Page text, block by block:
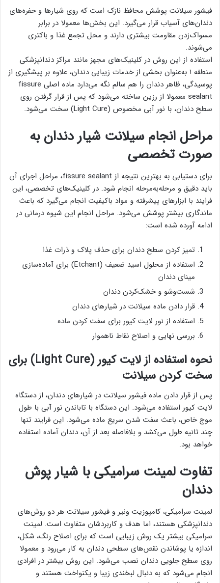
فیشور سیلانت پوشش محافظ نازک است که روی شیارها و حفره‌های
دندان‌های آسیاب قرار می‌گیرد. این بخش‌ها معمولا در برابر
مسواک‌زدن مقاومت بیشتری دارند و محل تجمع غذا و باکتری
می‌شوند.
استفاده از این روش در کلینیک‌های مجهز مانند مراکز دندانپزشکی
منطقه ۱ به‌عنوان بخشی از خدمات زیبایی دندان، علاوه بر پیشگیری از
پوسیدگی، ظاهر دندان را هم سالم نگه می‌دارد ماده اصلی fissure
sealant معمولا از رزین ساخته می‌شود که پس از قرار گرفتن روی
سطح دندان، با نور آبی مخصوص (Light Cure) سخت می‌شود.
مراحل انجام سیلانت شیار دندان به
صورت تخصصی
برای دستیابی به بهترین نتیجه از fissure sealant، مراحل اجرای آن
باید دقیق و مرحله‌به‌مرحله انجام شود. در کلینیک‌های تخصصی، این
فرایند با ابزارهای پیشرفته و مواد باکیفیت انجام می‌گیرد که باعث
ماندگاری بیشتر پوشش می‌شود. مراحل انجام این شیوه درمانی در
ادامه آورده شده است:
تمیز کردن سطح دندان برای حذف پلاک و ذرات غذا
استفاده از محلول اسید ضعیف (Etchant) برای آماده‌سازی
مینای دندان
شست‌وشو و خشک‌کردن دندان
قرار دادن ماده سیلانت در شیارهای دندان
استفاده از نور لایت کیور برای سفت کردن ماده
بررسی نهایی و اصلاح نقاط ناهموار
نحوه استفاده از لایت کیور (Light Cure) برای
سخت کردن سیلانت
پس از قرار دادن ماده فیشور سیلانت در شیارهای دندان، از دستگاه
لایت کیور استفاده می‌شود. این دستگاه با تاباندن نور آبی با طول
موج خاص، باعث سفت شدن سریع ماده می‌شود. این فرایند تنها
چند ثانیه طول می‌کشد و بلافاصله بعد از آن، دندان آماده استفاده
خواهد بود.
تفاوت لمینت سرامیکی با شیار پوش
دندان
لمینت سرامیکی، کامپوزیت ونیر و فیشور سیلانت هر دو روش‌های
دندانپزشکی هستند، اما هدف و کاربردشان متفاوت است. لمینت
سرامیکی بیشتر یک روش زیبایی است که برای اصلاح رنگ، شکل،
اندازه یا پوشاندن نقص‌های سطحی دندان به کار می‌رود و معمولا
روی سطح جلویی دندان نصب می‌شود. این روش بیشتر در افرادی
انجام می‌شود که به دنبال لبخندی زیبا و یکنواخت هستند و